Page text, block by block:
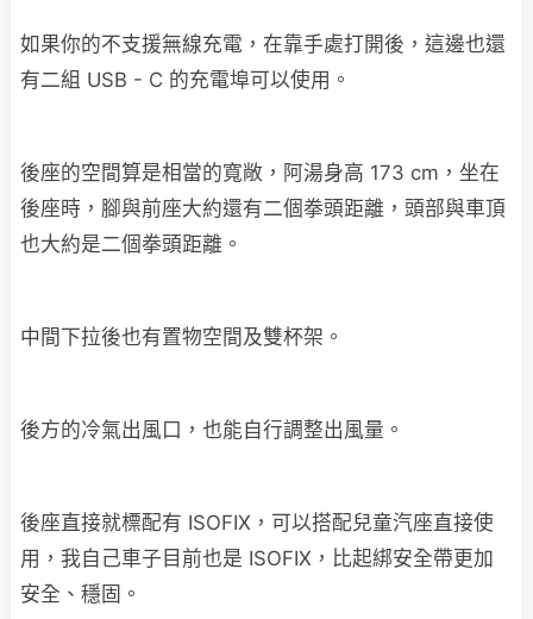
如果你的不支援無線充電，在靠手處打開後，這邊也還
有二組 USB - C 的充電埠可以使用。
後座的空間算是相當的寬敞，阿湯身高 173 cm，坐在
後座時，腳與前座大約還有二個拳頭距離，頭部與車頂
也大約是二個拳頭距離。
中間下拉後也有置物空間及雙杯架。
後方的冷氣出風口，也能自行調整出風量。
後座直接就標配有 ISOFIX，可以搭配兒童汽座直接使
用，我自己車子目前也是 ISOFIX，比起綁安全帶更加
安全、穩固。